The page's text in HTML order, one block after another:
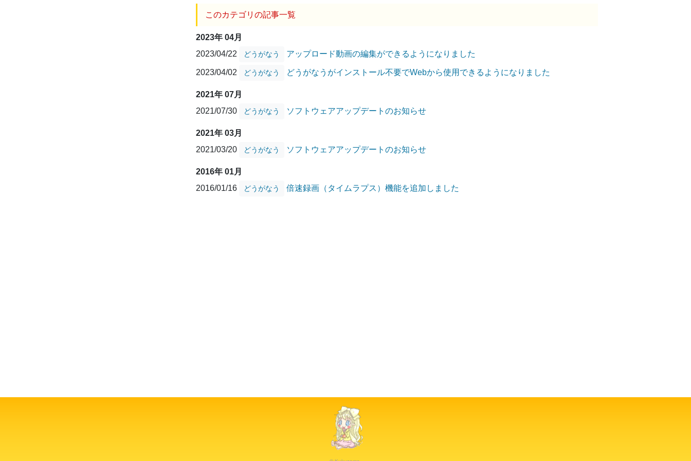
このカテゴリの記事一覧
2023年 04月
2023/04/22
どうがなう アップロード動画の編集ができるようになりました
2023/04/02 どうがなう どうがなうがインストール不要でWebから使用できるようになりました
2021年 07月
2021/07/30
どうがなう ソフトウェアアップデートのお知らせ
2021年 03月
2021/03/20
どうがなう ソフトウェアアップデートのお知らせ
2016年 01月
2016/01/16
どうがなう 倍速録画（タイムラプス）機能を追加しました